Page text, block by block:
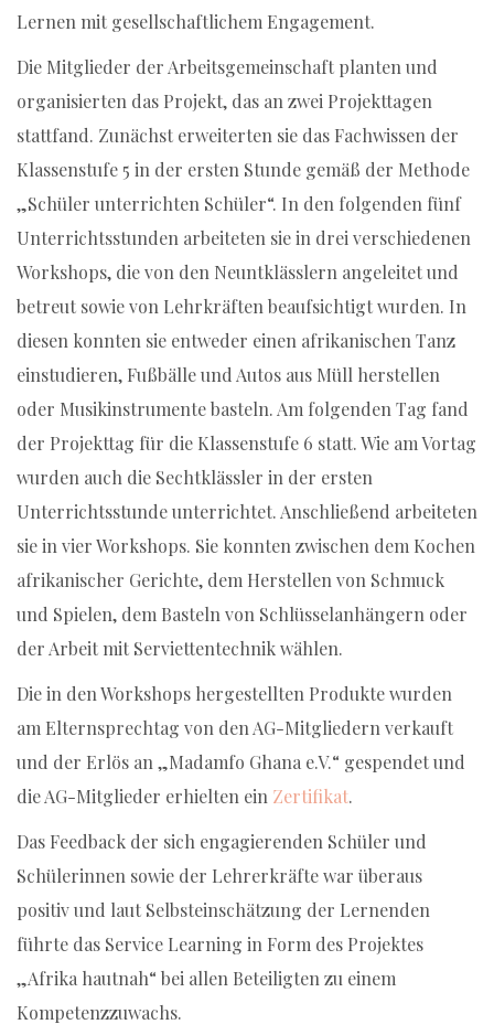
Lernen mit gesellschaftlichem Engagement.
Die Mitglieder der Arbeitsgemeinschaft planten und
organisierten das Projekt, das an zwei Projekttagen
stattfand. Zunächst erweiterten sie das Fachwissen der
Klassenstufe 5 in der ersten Stunde gemäß der Methode
„Schüler unterrichten Schüler“. In den folgenden fünf
Unterrichtsstunden arbeiteten sie in drei verschiedenen
Workshops, die von den Neuntklässlern angeleitet und
betreut sowie von Lehrkräften beaufsichtigt wurden. In
diesen konnten sie entweder einen afrikanischen Tanz
einstudieren, Fußbälle und Autos aus Müll herstellen
oder Musikinstrumente basteln. Am folgenden Tag fand
der Projekttag für die Klassenstufe 6 statt. Wie am Vortag
wurden auch die Sechtklässler in der ersten
Unterrichtsstunde unterrichtet. Anschließend arbeiteten
sie in vier Workshops. Sie konnten zwischen dem Kochen
afrikanischer Gerichte, dem Herstellen von Schmuck
und Spielen, dem Basteln von Schlüsselanhängern oder
der Arbeit mit Serviettentechnik wählen.
Die in den Workshops hergestellten Produkte wurden
am Elternsprechtag von den AG-Mitgliedern verkauft
und der Erlös an „Madamfo Ghana e.V.“ gespendet und
die AG-Mitglieder erhielten ein Zertifikat.
Das Feedback der sich engagierenden Schüler und
Schülerinnen sowie der Lehrerkräfte war überaus
positiv und laut Selbsteinschätzung der Lernenden
führte das Service Learning in Form des Projektes
„Afrika hautnah“ bei allen Beteiligten zu einem
Kompetenzzuwachs.